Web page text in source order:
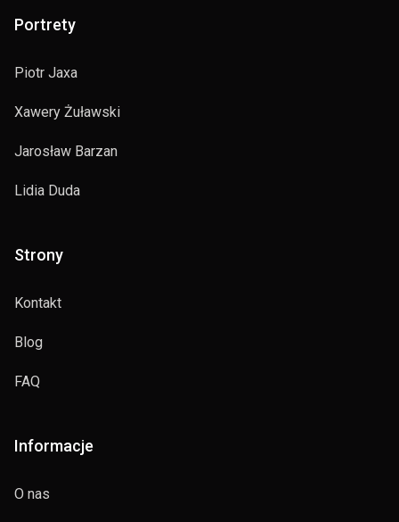
Portrety
Piotr Jaxa
Xawery Żuławski
Jarosław Barzan
Lidia Duda
Strony
Kontakt
Blog
FAQ
Informacje
O nas